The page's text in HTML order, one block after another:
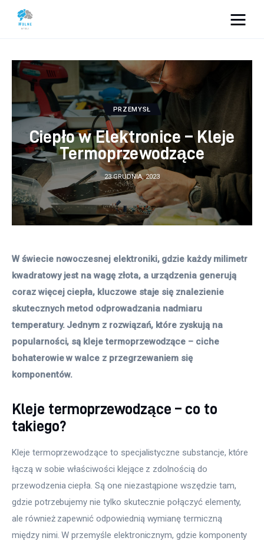
Lifestyle
Biznes
Dom i ogród
Uroda
Zdrowie
Więcej
PRZEMYSŁ
Ciepło w Elektronice – Kleje
Termoprzewodzące
23 GRUDNIA, 2023
W świecie nowoczesnej elektroniki, gdzie każdy milimetr
kwadratowy jest na wagę złota, a urządzenia generują
coraz więcej ciepła, kluczowe staje się znalezienie
skutecznych metod odprowadzania nadmiaru
temperatury. Jednym z rozwiązań, które zyskują na
popularności, są kleje termoprzewodzące – ciche
bohaterowie w walce z przegrzewaniem się
komponentów.
Kleje termoprzewodzące – co to
takiego?
Kleje termoprzewodzące to specjalistyczne substancje, które
łączą w sobie właściwości klejące z zdolnością do
przewodzenia ciepła. Są one niezastąpione wszędzie tam,
gdzie potrzebujemy nie tylko skutecznie połączyć elementy,
ale również zapewnić odpowiednią wymianę termiczną
między nimi. W przemyśle elektronicznym, gdzie komponenty